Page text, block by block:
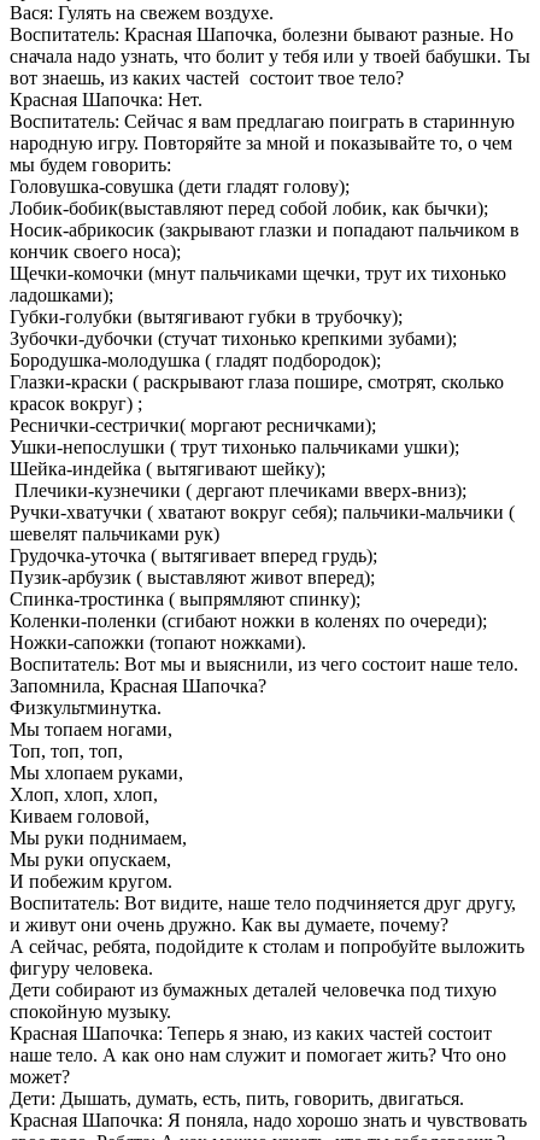
Вася: Гулять на свежем воздухе.
Воспитатель: Красная Шапочка, болезни бывают разные. Но
сначала надо узнать, что болит у тебя или у твоей бабушки. Ты
вот знаешь, из каких частей состоит твое тело?
Красная Шапочка: Нет.
Воспитатель: Сейчас я вам предлагаю поиграть в старинную
народную игру. Повторяйте за мной и показывайте то, о чем
мы будем говорить:
Головушка-совушка (дети гладят голову);
Лобик-бобик(выставляют перед собой лобик, как бычки);
Носик-абрикосик (закрывают глазки и попадают пальчиком в
кончик своего носа);
Щечки-комочки (мнут пальчиками щечки, трут их тихонько
ладошками);
Губки-голубки (вытягивают губки в трубочку);
Зубочки-дубочки (стучат тихонько крепкими зубами);
Бородушка-молодушка ( гладят подбородок);
Глазки-краски ( раскрывают глаза пошире, смотрят, сколько
красок вокруг) ;
Реснички-сестрички( моргают ресничками);
Ушки-непослушки ( трут тихонько пальчиками ушки);
Шейка-индейка ( вытягивают шейку);
Плечики-кузнечики ( дергают плечиками вверх-вниз);
Ручки-хватучки ( хватают вокруг себя); пальчики-мальчики (
шевелят пальчиками рук)
Грудочка-уточка ( вытягивает вперед грудь);
Пузик-арбузик ( выставляют живот вперед);
Спинка-тростинка ( выпрямляют спинку);
Коленки-поленки (сгибают ножки в коленях по очереди);
Ножки-сапожки (топают ножками).
Воспитатель: Вот мы и выяснили, из чего состоит наше тело.
Запомнила, Красная Шапочка?
Физкультминутка.
Мы топаем ногами,
Топ, топ, топ,
Мы хлопаем руками,
Хлоп, хлоп, хлоп,
Киваем головой,
Мы руки поднимаем,
Мы руки опускаем,
И побежим кругом.
Воспитатель: Вот видите, наше тело подчиняется друг другу,
и живут они очень дружно. Как вы думаете, почему?
А сейчас, ребята, подойдите к столам и попробуйте выложить
фигуру человека.
Дети собирают из бумажных деталей человечка под тихую
спокойную музыку.
Красная Шапочка: Теперь я знаю, из каких частей состоит
наше тело. А как оно нам служит и помогает жить? Что оно
может?
Дети: Дышать, думать, есть, пить, говорить, двигаться.
Красная Шапочка: Я поняла, надо хорошо знать и чувствовать